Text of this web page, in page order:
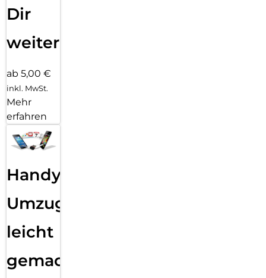
Dir
weiter
ab 5,00 €
inkl. MwSt.
Mehr
erfahren
Handy
Umzug
leicht
gemacht!